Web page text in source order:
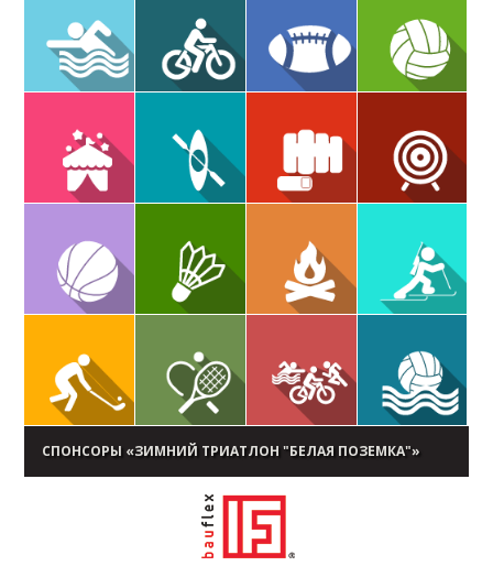
СПОНСОРЫ «ЗИМНИЙ ТРИАТЛОН "БЕЛАЯ ПОЗЕМКА"»